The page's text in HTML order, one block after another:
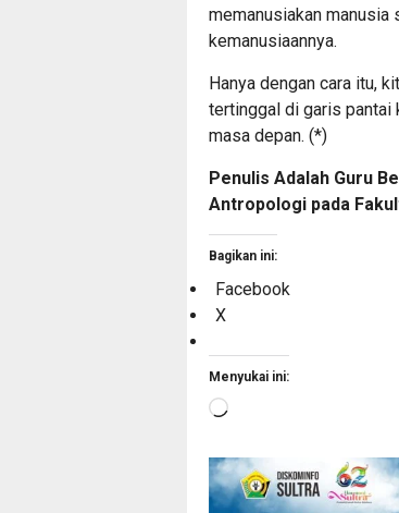
memanusiakan manusia
kemanusiaannya.
Hanya dengan cara itu,
tertinggal di garis pantai
masa depan. (*)
Penulis Adalah Guru
Antropologi pada
Bagikan ini:
Facebook
X
Menyukai ini:
Memuat...